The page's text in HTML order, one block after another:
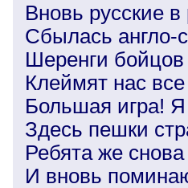
Вновь русские
Сбылась англо-
Шеренги
Клеймят нас
Большая игра!
Здесь пешки
Ребята же
И вновь